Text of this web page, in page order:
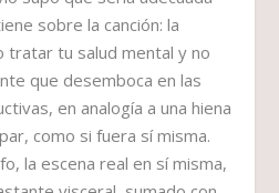
sobre la canción: la
tratar tu salud mental y no
que desemboca en las
en analogía a una hiena
como si fuera sí misma.
la escena real en sí misma,